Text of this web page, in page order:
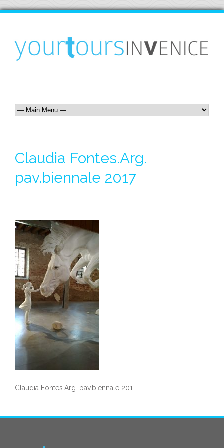
Claudia Fontes.Arg.
pav.biennale 2017
Claudia Fontes.Arg. pav.biennale 201